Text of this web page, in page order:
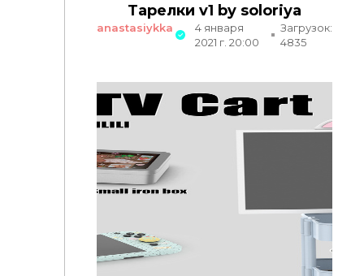
Тарелки v1 by soloriya
anastasiykka
4 января
2021 г. 20:00
Загрузок:
4835